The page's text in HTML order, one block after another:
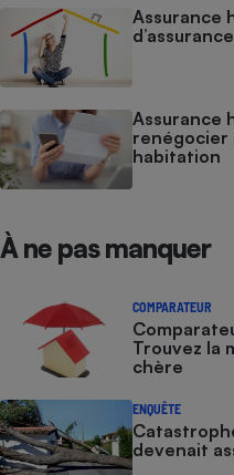
Assurance
Assurance
renégocier
habitation
À ne pas manquer
COMPARATEUR
Trouvez la
chère
ENQUÊTE
devenait